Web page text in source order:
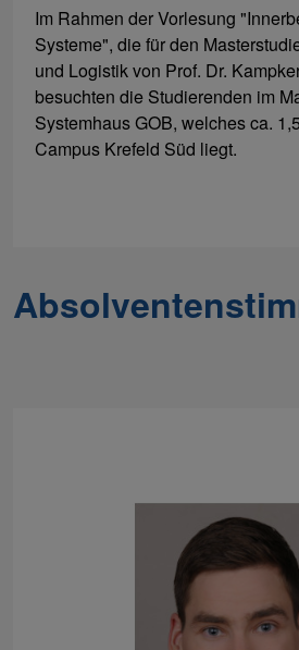
Im Rahmen der Vorlesung
Systeme", die für den
und Logistik von Prof. Dr.
besuchten die Studierenden im
Systemhaus GOB, welches ca.
Campus Krefeld Süd liegt.